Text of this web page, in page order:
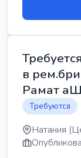
в
Рамат
Требуются
Натания